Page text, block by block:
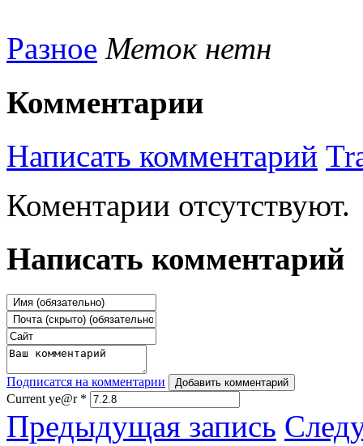
Разное Меток нетн
Комментарии
Написать комментарий
Коментарии отсутствуют.
Написать комментарий
Подписатся на комментарии Добавить комментарий
Current ye@r *
Предыдущая запись